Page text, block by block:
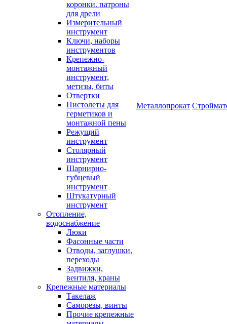
коронки. патроны
для дрели
Измерительный
инструмент
Ключи, наборы
инструментов
Крепежно-
монтажный
инструмент,
метизы, биты
Отвертки
Пистолеты для
герметиков и
монтажной пены
Режущий
инструмент
Столярный
инструмент
Шарнирно-
губцевый
инструмент
Штукатурный
инструмент
Отопление,
водоснабжение
Люки
Фасонные части
Отводы, заглушки,
переходы
Задвижки,
вентиля, краны
Крепежные материалы
Такелаж
Саморезы, винты
Прочие крепежные
Металлопрокат